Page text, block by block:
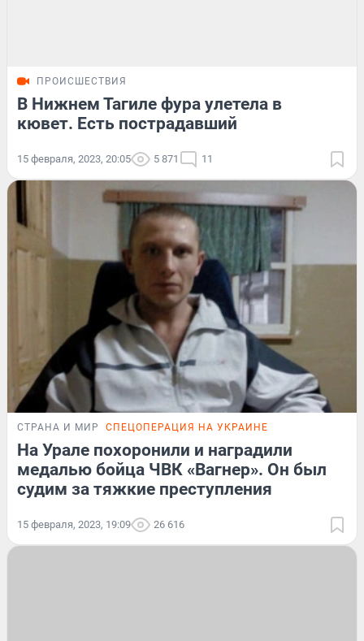
ПРОИСШЕСТВИЯ
В Нижнем Тагиле фура улетела в
кювет. Есть пострадавший
15 февраля, 2023, 20:05 5 871 11
СТРАНА И МИР СПЕЦОПЕРАЦИЯ НА УКРАИНЕ
На Урале похоронили и наградили
медалью бойца ЧВК «Вагнер». Он был
судим за тяжкие преступления
15 февраля, 2023, 19:09 26 616